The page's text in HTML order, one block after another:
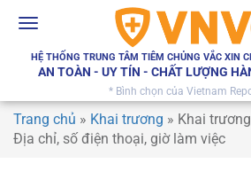
Toggle
HỆ THỐNG TRUNG TÂM TIÊM CHỦNG VẮC XIN
AN TOÀN - UY TÍN - CHẤT LƯỢNG
* Bình chọn của Vietnam
Trang chủ » Khai trương » Khai
Địa chỉ, số điện thoại, giờ làm việc